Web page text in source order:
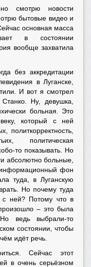
смотрю новости
бытовые видео и
основная масса
в состоянии
вообще захватила
без аккредитации
в Луганске,
И вот я смотрел
Ну, девушка,
больная. Это
который с ней
политкорректность,
политическая
то показывать. Но
абсолютно больные,
фон
туда, в Луганскую
Но почему туда
ней? Потому что в
– это была
ведь выбрали-то
состоянии, чтобы
идёт речь.
Сейчас этот
в очень серьёзном